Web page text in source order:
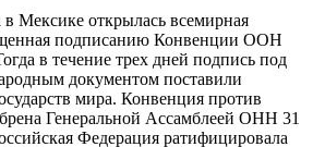
в Мексике открылась всемирная
подписанию Конвенции ООН
в течение трех дней подпись под
документом поставили
мира. Конвенция против
Генеральной Ассамблеей ОНН 31
Федерация ратифицировала